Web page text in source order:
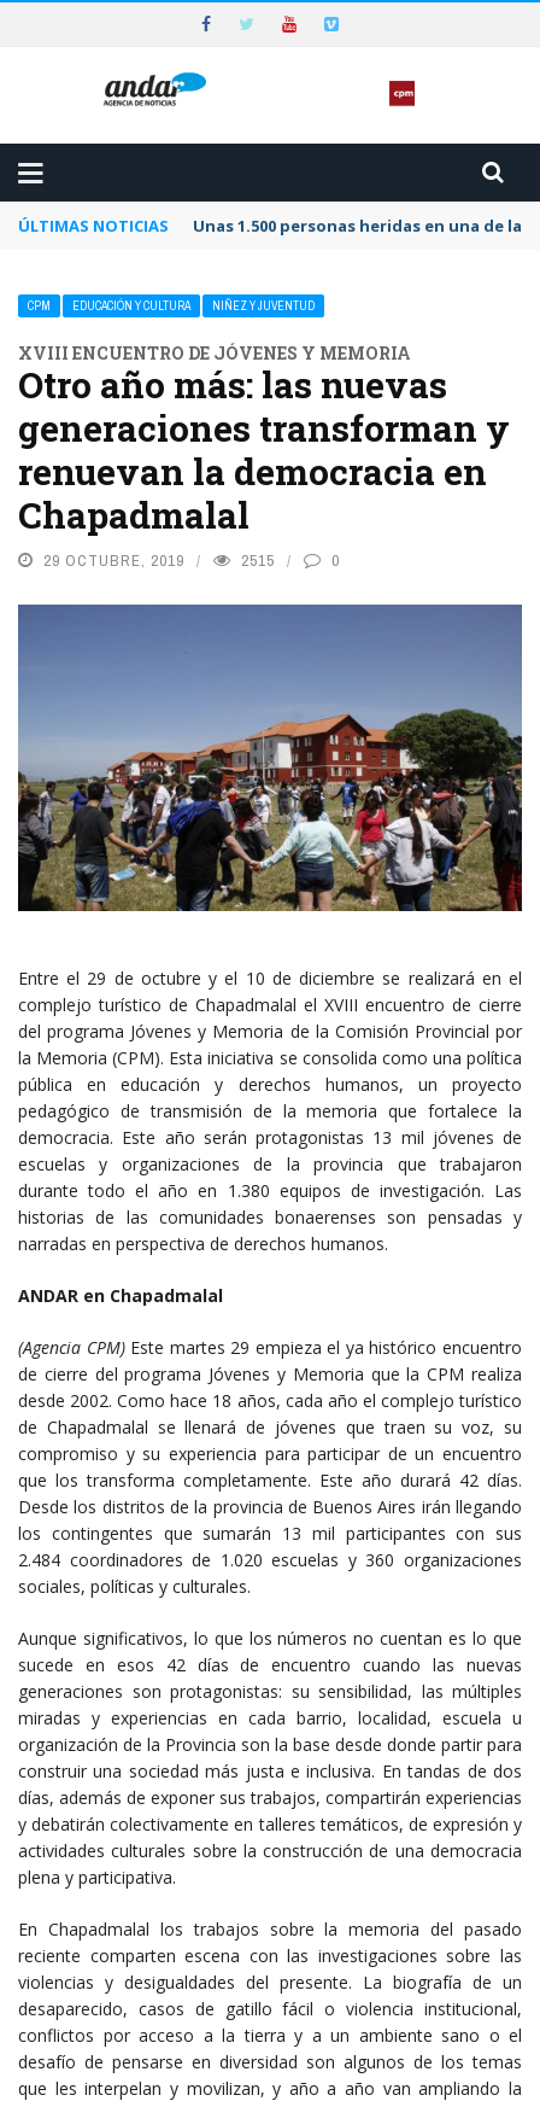
ÚLTIMAS NOTICIAS Unas 1.500 personas heridas en una de
CPM EDUCACIÓN Y CULTURA NIÑEZ Y JUVENTUD
XVIII ENCUENTRO DE JÓVENES Y MEMORIA
Otro año más: las nuevas
generaciones transforman y
renuevan la democracia en
Chapadmalal
29 OCTUBRE, 2019 2515 0
Entre el 29 de octubre y el 10 de diciembre se realizará en el
complejo turístico de Chapadmalal el XVIII encuentro de cierre
del programa Jóvenes y Memoria de la Comisión Provincial por
la Memoria (CPM). Esta iniciativa se consolida como una política
pública en educación y derechos humanos, un proyecto
pedagógico de transmisión de la memoria que fortalece la
democracia. Este año serán protagonistas 13 mil jóvenes de
escuelas y organizaciones de la provincia que trabajaron
durante todo el año en 1.380 equipos de investigación. Las
historias de las comunidades bonaerenses son pensadas y
narradas en perspectiva de derechos humanos.
ANDAR en Chapadmalal
(Agencia CPM)Este martes 29 empieza el ya histórico encuentro
de cierre del programa Jóvenes y Memoria que la CPM realiza
desde 2002. Como hace 18 años, cada año el complejo turístico
de Chapadmalal se llenará de jóvenes que traen su voz, su
compromiso y su experiencia para participar de un encuentro
que los transforma completamente. Este año durará 42 días.
Desde los distritos de la provincia de Buenos Aires irán llegando
los contingentes que sumarán 13 mil participantes con sus
2.484 coordinadores de 1.020 escuelas y 360 organizaciones
sociales, políticas y culturales.
Aunque significativos, lo que los números no cuentan es lo que
sucede en esos 42 días de encuentro cuando las nuevas
generaciones son protagonistas: su sensibilidad, las múltiples
miradas y experiencias en cada barrio, localidad, escuela u
organización de la Provincia son la base desde donde partir para
construir una sociedad más justa e inclusiva. En tandas de dos
días, además de exponer sus trabajos, compartirán experiencias
y debatirán colectivamente en talleres temáticos, de expresión y
actividades culturales sobre la construcción de una democracia
plena y participativa.
En Chapadmalal los trabajos sobre la memoria del pasado
reciente comparten escena con las investigaciones sobre las
violencias y desigualdades del presente. La biografía de un
desaparecido, casos de gatillo fácil o violencia institucional,
conflictos por acceso a la tierra y a un ambiente sano o el
desafío de pensarse en diversidad son algunos de los temas
que les interpelan y movilizan, y año a año van ampliando la